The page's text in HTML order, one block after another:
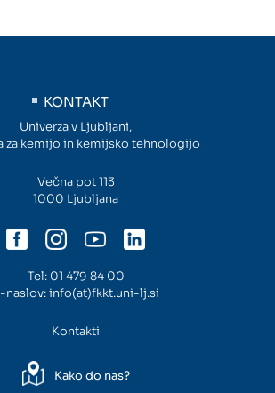
KONTAKT
Univerza v Ljubljani,
za kemijo in kemijsko tehnologijo
Večna pot 113
1000 Ljubljana
Tel: 01 479 84 00
naslov:info(at)fkkt.uni-lj.si
Kontakti
Kako do nas?